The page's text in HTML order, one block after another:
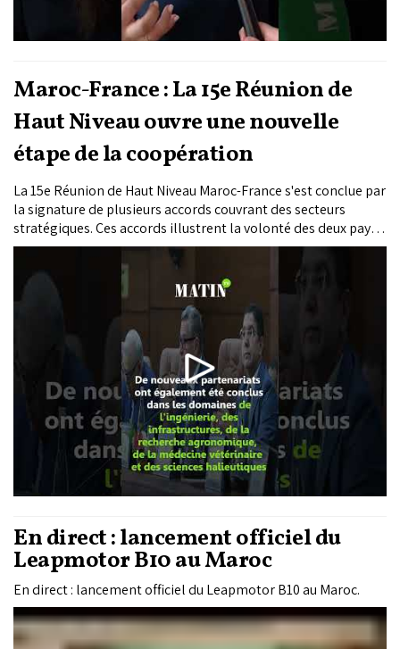
Maroc-France : La 15e Réunion de
Haut Niveau ouvre une nouvelle
étape de la coopération
La 15e Réunion de Haut Niveau Maroc-France s'est conclue par
la signature de plusieurs accords couvrant des secteurs
stratégiques. Ces accords illustrent la volonté des deux pays
d’approfondir leur partenariat stratégique à travers des
projets structurants.
En direct : lancement officiel du
Leapmotor B10 au Maroc
En direct : lancement officiel du Leapmotor B10 au Maroc.